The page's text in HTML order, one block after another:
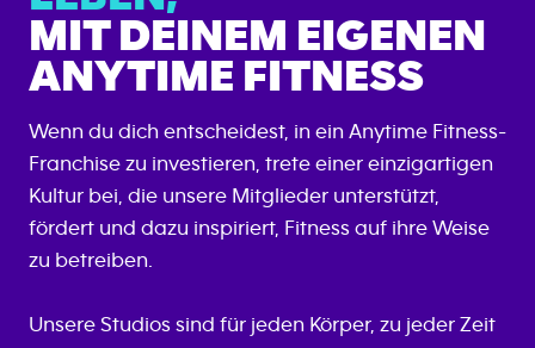
MIT DEINEM EIGENEN
ANYTIME FITNESS
Wenn du dich entscheidest, in ein Anytime Fitness-
Franchise zu investieren, trete einer einzigartigen
Kultur bei, die unsere Mitglieder unterstützt,
fördert und dazu inspiriert, Fitness auf ihre Weise
zu betreiben.
Unsere Studios sind für jeden Körper, zu jeder Zeit